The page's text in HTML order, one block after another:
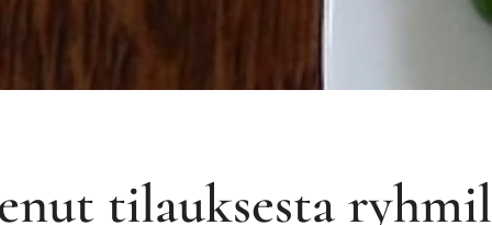
tilauksesta